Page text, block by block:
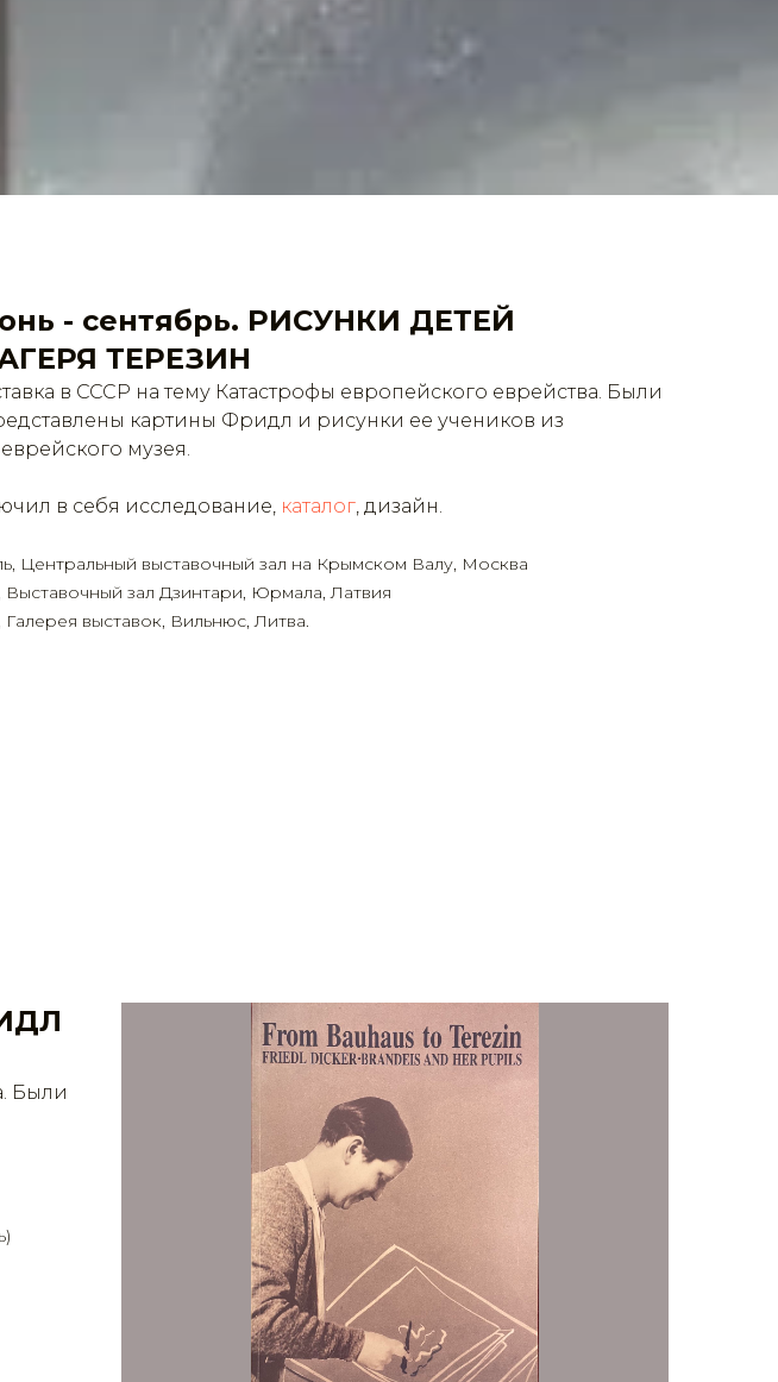
- сентябрь. РИСУНКИ ДЕТЕЙ
ТЕРЕЗИН
в СССР на тему Катастрофы европейского еврейства. Были
картины Фридл и рисунки ее учеников из
музея.
в себя исследование, каталог, дизайн.
Центральный выставочный зал на Крымском Валу, Москва
Выставочный зал Дзинтари, Юрмала, Латвия
Галерея выставок, Вильнюс, Литва.
Были